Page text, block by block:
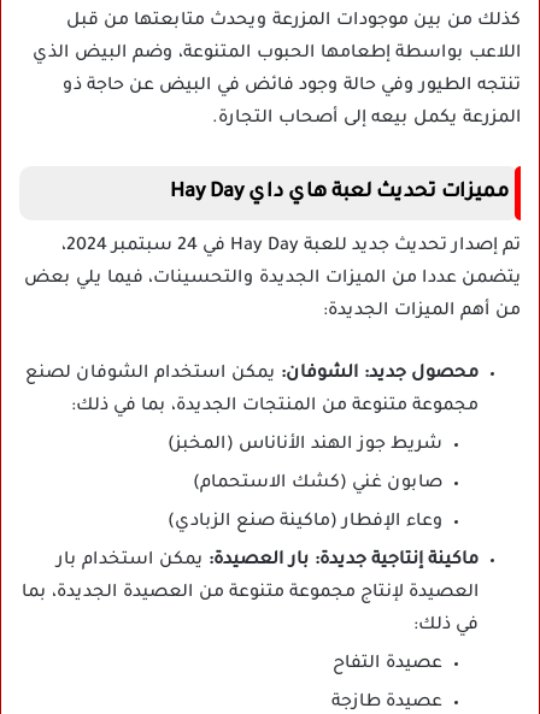
كذلك من بين موجودات المزرعة ويحدث متابعتها من قبل
اللاعب بواسطة إطعامها الحبوب المتنوعة، وضم البيض الذي
تنتجه الطيور وفي حالة وجود فائض في البيض عن حاجة ذو
المزرعة يكمل بيعه إلى أصحاب التجارة.
مميزات تحديث لعبة هاي داي Hay Day
تم إصدار تحديث جديد للعبة Hay Day في 24 سبتمبر 2024،
يتضمن عددا من الميزات الجديدة والتحسينات، فيما يلي بعض
من أهم الميزات الجديدة:
محصول جديد: الشوفان: يمكن استخدام الشوفان لصنع
مجموعة متنوعة من المنتجات الجديدة، بما في ذلك:
شريط جوز الهند الأناناس (المخبز)
صابون غني (كشك الاستحمام)
وعاء الإفطار (ماكينة صنع الزبادي)
ماكينة إنتاجية جديدة: بار العصيدة: يمكن استخدام بار
العصيدة لإنتاج مجموعة متنوعة من العصيدة الجديدة، بما
في ذلك:
عصيدة التفاح
عصيدة طازجة